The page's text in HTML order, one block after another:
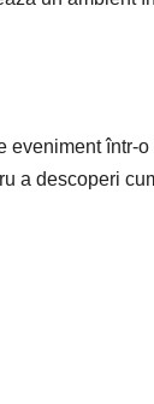
eveniment într-
a descoperi